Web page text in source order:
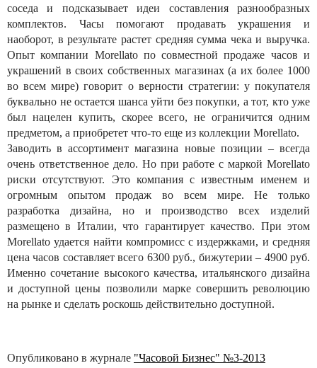
соседа и подсказывает идеи составления разнообразных
комплектов. Часы помогают продавать украшения и
наоборот, в результате растет средняя сумма чека и выручка.
Опыт компании Morellato по совместной продаже часов и
украшений в своих собственных магазинах (а их более 1000
во всем мире) говорит о верности стратегии: у покупателя
буквально не остается шанса уйти без покупки, а тот, кто уже
был нацелен купить, скорее всего, не ограничится одним
предметом, а приобретет что-то еще из коллекции Morellato.
Заводить в ассортимент магазина новые позиции – всегда
очень ответственное дело. Но при работе с маркой Morellato
риски отсутствуют. Это компания с известным именем и
огромным опытом продаж во всем мире. Не только
разработка дизайна, но и производство всех изделий
размещено в Италии, что гарантирует качество. При этом
Morellato удается найти компромисс с издержками, и средняя
цена часов составляет всего 6300 руб., бижутерии – 4900 руб.
Именно сочетание высокого качества, итальянского дизайна
и доступной цены позволили марке совершить революцию
на рынке и сделать роскошь действительно доступной.
Опубликовано в журнале "Часовой Бизнес" №3-2013